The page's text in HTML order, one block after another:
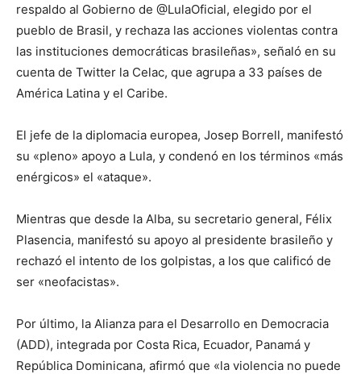
respaldo al Gobierno de @LulaOficial, elegido por el
pueblo de Brasil, y rechaza las acciones violentas contra
las instituciones democráticas brasileñas», señaló en su
cuenta de Twitter la Celac, que agrupa a 33 países de
América Latina y el Caribe.
El jefe de la diplomacia europea, Josep Borrell, manifestó
su «pleno» apoyo a Lula, y condenó en los términos «más
enérgicos» el «ataque».
Mientras que desde la Alba, su secretario general, Félix
Plasencia, manifestó su apoyo al presidente brasileño y
rechazó el intento de los golpistas, a los que calificó de
ser «neofacistas».
Por último, la Alianza para el Desarrollo en Democracia
(ADD), integrada por Costa Rica, Ecuador, Panamá y
República Dominicana, afirmó que «la violencia no puede